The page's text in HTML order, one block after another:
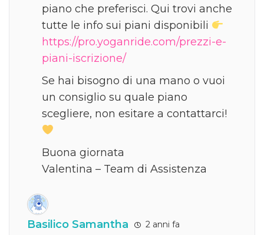
piano che preferisci. Qui trovi anche
tutte le info sui piani disponibili
https://pro.yoganride.com/prezzi-e-
piani-iscrizione/
Se hai bisogno di una mano o vuoi
un consiglio su quale piano
scegliere, non esitare a contattarci!
Buona giornata
Valentina – Team di Assistenza
Basilico Samantha 2 anni fa